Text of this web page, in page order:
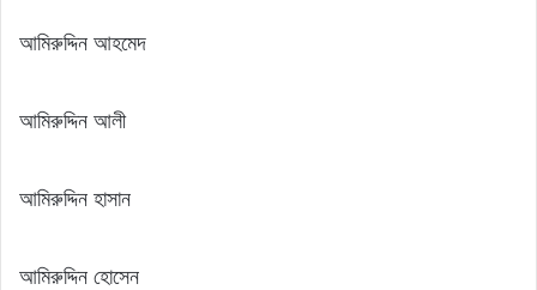
আমিরুদ্দিন আহমেদ
আমিরুদ্দিন আলী
আমিরুদ্দিন হাসান
আমিরুদ্দিন হোসেন